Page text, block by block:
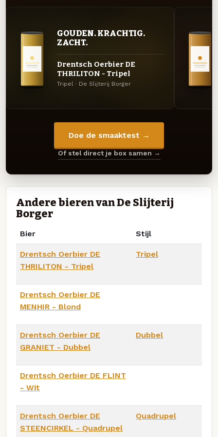
GOUDEN. KRACHTIG.
ZACHT.
Drentsch Oerbier DE
THRILITON - Tripel
Tripel · De Slijterij Borger
Doe de smaaktest →
Of stel direct je box samen →
Andere bieren van De Slijterij
Borger
Bier Stijl
Drentsch Oerbier DE
THRILITON - Tripel
Tripel
Drentsch Oerbier DE
MENHIR - Blond
Drentsch Oerbier DE
GRANIET - Dubbel
Dubbel
Drentsch Oerbier DE FLINT
- Wit
Drentsch Oerbier DE
STEENCIRKEL - Quadrupel
Quadrupel